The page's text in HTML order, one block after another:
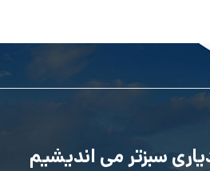
سبزتر می اندیشیم